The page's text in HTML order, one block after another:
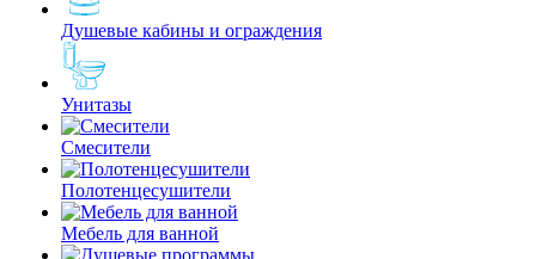
Душевые кабины и ограждения
Унитазы
Смесители
Полотенцесушители
Мебель для ванной